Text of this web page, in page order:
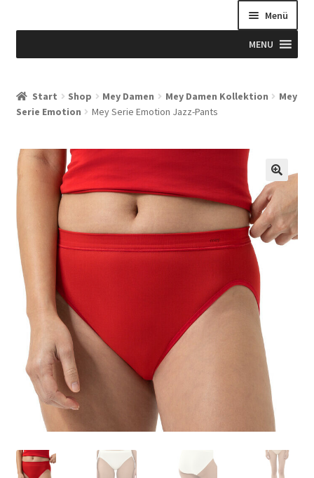
Menü
MENU
Allgemeine Geschäftsbedingungen
Beispiel-Seite
Blog
Blog
Blogue
Caixa
Carrello
Cart
Cassa
Checkout
Start Shop Mey Damen Mey Damen Kollektion
Mey
Serie Emotion
Mey Serie Emotion Jazz-Pants